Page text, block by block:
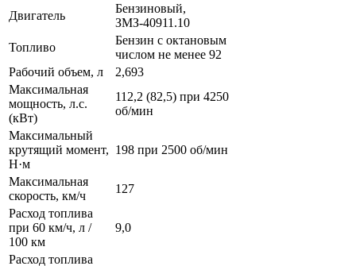
Двигатель
Бензиновый,
ЗМЗ-40911.10
Топливо
Бензин с октановым
числом не менее 92
Рабочий объем, л
2,693
Максимальная
мощность, л.с.
(кВт)
112,2 (82,5) при 4250
об/мин
Максимальный
крутящий момент,
Н·м
198 при 2500 об/мин
Максимальная
скорость, км/ч
127
Расход топлива
при 60 км/ч, л /
100 км
9,0
Расход топлива